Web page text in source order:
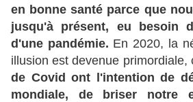
en bonne santé parce que
jusqu'à présent, eu besoin
d'une pandémie. En 2020, la
illusion est devenue primordiale,
de Covid ont l'intention de
mondiale, de briser notre